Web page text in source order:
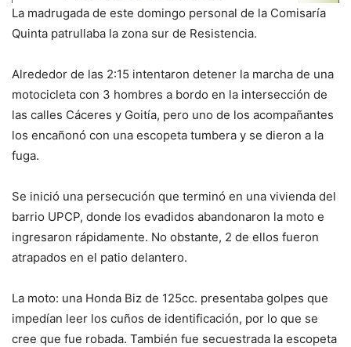
La madrugada de este domingo personal de la Comisaría
Quinta patrullaba la zona sur de Resistencia.
Alrededor de las 2:15 intentaron detener la marcha de una
motocicleta con 3 hombres a bordo en la intersección de
las calles Cáceres y Goitía, pero uno de los acompañantes
los encañonó con una escopeta tumbera y se dieron a la
fuga.
Se inició una persecución que terminó en una vivienda del
barrio UPCP, donde los evadidos abandonaron la moto e
ingresaron rápidamente. No obstante, 2 de ellos fueron
atrapados en el patio delantero.
La moto: una Honda Biz de 125cc. presentaba golpes que
impedían leer los cuños de identificación, por lo que se
cree que fue robada. También fue secuestrada la escopeta